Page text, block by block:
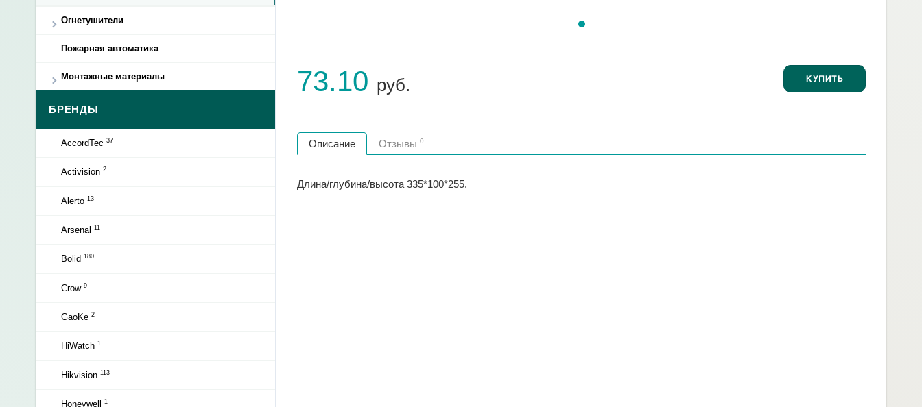
73.10 руб. КУПИТЬ
Описание Отзывы 0
Длина/глубина/высота 335*100*255.
Огнетушители
Пожарная автоматика
Монтажные материалы
БРЕНДЫ
AccordTec 37
Activision 2
Alerto 13
Arsenal 11
Bolid 180
Crow 9
GaoKe 2
HiWatch 1
Hikvision 113
Honeywell 1